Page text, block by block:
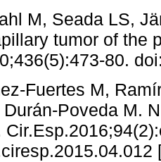
M, Seada LS,
tumor of the
80.
Fuertes M,
Poveda M.